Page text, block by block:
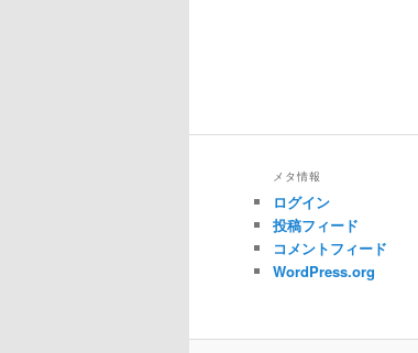
メタ情報
ログイン
投稿フィード
コメントフィード
WordPress.org